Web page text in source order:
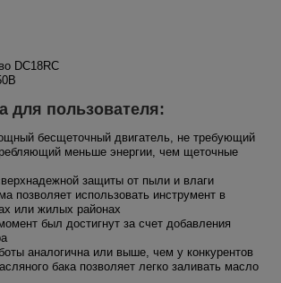
DC18RC
для пользователя:
бесщеточный двигатель, не требующий
меньше энергии, чем щеточные
защиты от пыли и влаги
позволяет использовать инструмент в
или жилых районах
был достигнут за счет добавления
аналогична или выше, чем у конкурентов
бака позволяет легко заливать масло